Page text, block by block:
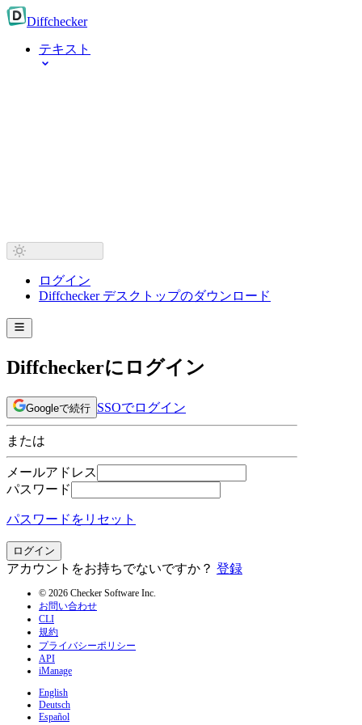
Diffchecker
テキスト
ログイン
Diffchecker デスクトップのダウンロード
Diffcheckerにログイン
Googleで続行 SSOでログイン
または
メールアドレス
パスワード
パスワードをリセット
ログイン
アカウントをお持ちでないですか？ 登録
© 2026 Checker Software Inc.
お問い合わせ
CLI
規約
プライバシーポリシー
API
iManage
English
Deutsch
Español